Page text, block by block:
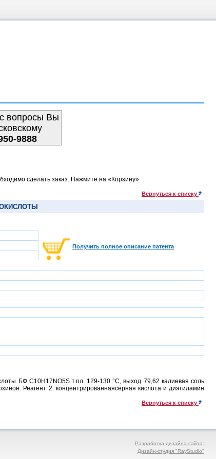
вопросы Вы
9888
сделать заказ. Нажмите на «Корзину»
Вернуться к списку
Получить полное описание патента
БФ C10H17NO5S т.пл. 129-130 °С, выход 79,62 калиевая соль
Реагент 2: концентрированнаясерная кислота и диэтиламин
Вернуться к списку
Разработка дизайна сайта:
Дизайн-студия "RayStudio"